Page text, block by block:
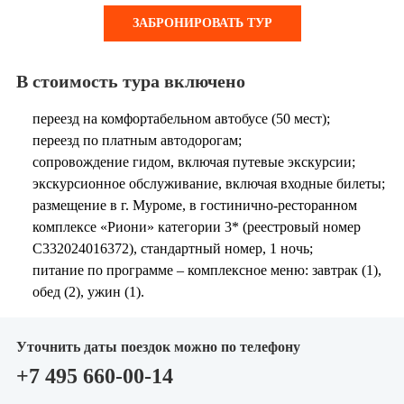
центр. Экспозиция "Муром- град. Сокровища древнего
13:15— Обед в кафе города.
14:00— Поездка в Карачарово – родина Ильи Муромца,
Посещение «Избы Ильи Муромца».
15:30— Автобусная обзорная экскурсия по Мурому.
Посещение достопримечательностей:
Троицкий женский монастырь, где покоятся мощи
Петра и Февроньи - покровителей любви и брака.
Спасо-Преображенский монастырь: чудотворная
Благовещенский монастырь: икона преподобного
Илии Муромца с частицей мощей.
— Завтрак в ресторане отеля, выселение.
— Отправление в с.Дивеево
10:20— Экскурсия в с. Дивеево по Серафимо-
Троицкий собор: святые мощи преподобного
Серафима, чудотворная икона «Умиление».
Преображенский собор: мощи преподобной
Марфы Дивеевской, мощи блаженной Параскевы.
Казанская церковь: мощи преподобных
Свободное время:
Святая Канавка Пресвятой Богородицы
ЗАБРОНИРОВАТЬ ТУР
В стоимость тура включено
переезд на комфортабельном автобусе (50 мест);
переезд по платным автодорогам;
сопровождение гидом, включая путевые экскурсии;
экскурсионное обслуживание, включая входные билеты;
размещение в г. Муроме, в гостинично-ресторанном
комплексе «Риони» категории 3* (реестровый номер
С332024016372), стандартный номер, 1 ночь;
питание по программе – комплексное меню: завтрак (1),
обед (2), ужин (1).
Уточнить даты поездок можно по телефону
+7 495 660-00-14